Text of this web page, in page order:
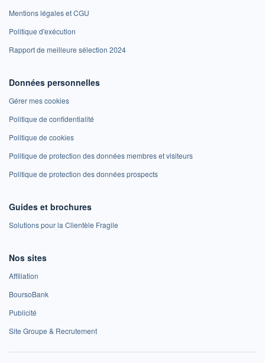
Mentions légales et CGU
Politique d'exécution
Rapport de meilleure sélection 2024
Données personnelles
Gérer mes cookies
Politique de confidentialité
Politique de cookies
Politique de protection des données membres et visiteurs
Politique de protection des données prospects
Guides et brochures
Solutions pour la Clientèle Fragile
Nos sites
Affiliation
BoursoBank
Publicité
Site Groupe & Recrutement